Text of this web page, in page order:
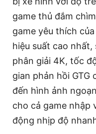
game thủ đắm
game yêu thích
hiệu suất cao
phân giải 4K, tốc
gian phản hồi GTG
đến hình ảnh
cho cả game nhập
động nhịp độ